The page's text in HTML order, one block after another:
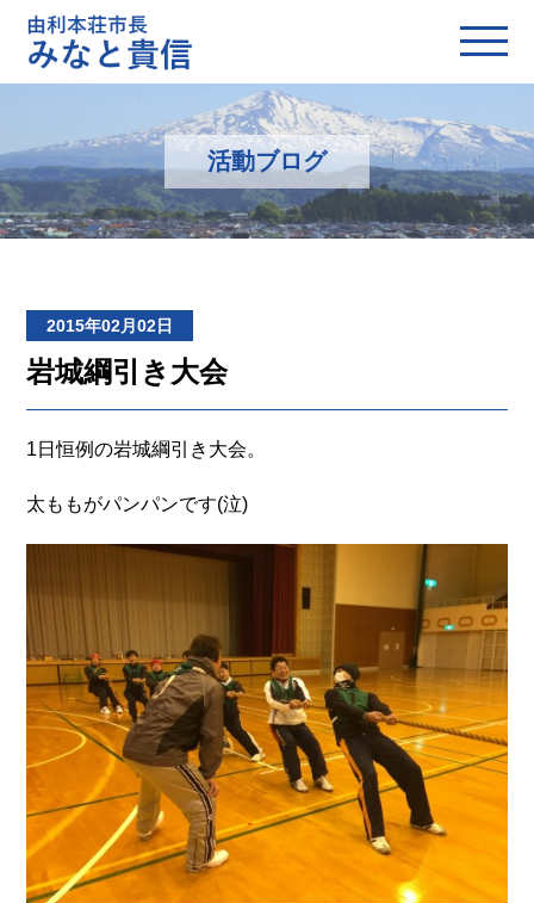
活動ブログ
2015年02月02日
岩城綱引き大会
1日恒例の岩城綱引き大会。
太ももがパンパンです(泣)